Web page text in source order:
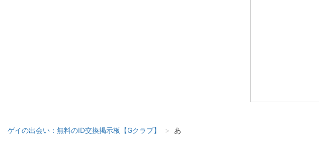
ゲイの出会い：無料のID交換掲示板【Gクラブ】 あ